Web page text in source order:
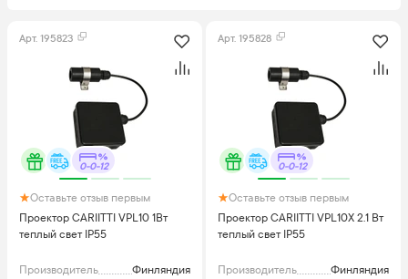
Арт. 195823
0-0-12
Оставьте отзыв первым
Проектор CARIITTI VPL10 1Вт
теплый свет IP55
Производитель
Финляндия
Арт. 195828
0-0-12
Оставьте отзыв первым
Проектор CARIITTI VPL10X 2.1 Вт
теплый свет IP55
Производитель
Финляндия